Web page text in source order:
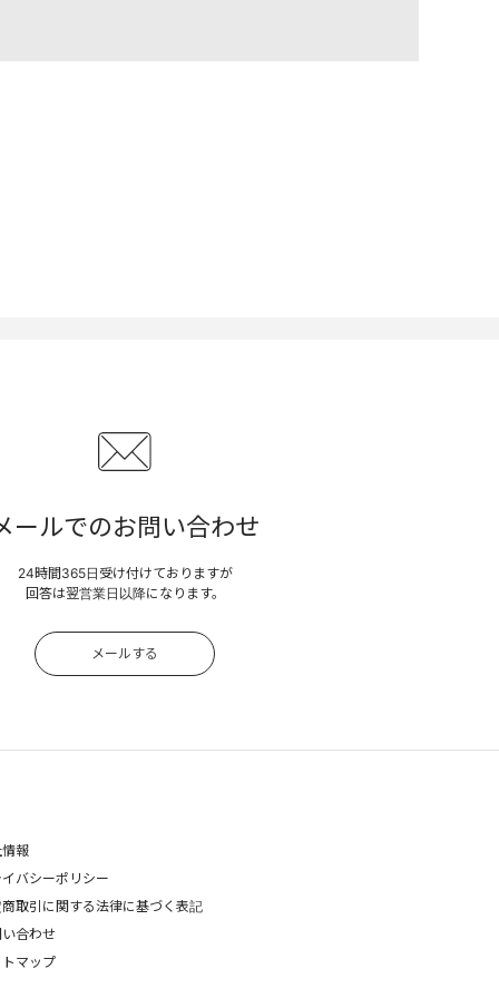
ールでのお問い合わせ
24時間365日受け付けておりますが
回答は翌営業日以降になります。
メールする
報
イバシーポリシー
取引に関する法律に基づく表記
い合わせ
マップ